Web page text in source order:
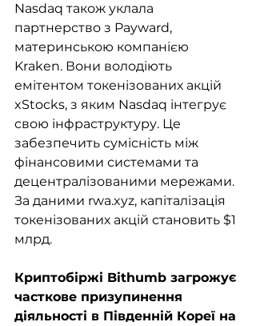
Nasdaq також уклала
партнерство з Payward,
материнською компанією
Kraken. Вони володіють
емітентом токенізованих акцій
xStocks, з яким Nasdaq інтегрує
свою інфраструктуру. Це
забезпечить сумісність між
фінансовими системами та
децентралізованими мережами.
За даними rwa.xyz, капіталізація
токенізованих акцій становить $1
млрд.
Криптобіржі Bithumb загрожує
часткове призупинення
діяльності в Південній Кореї на